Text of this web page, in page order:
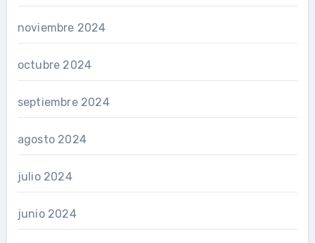
noviembre 2024
octubre 2024
septiembre 2024
agosto 2024
julio 2024
junio 2024